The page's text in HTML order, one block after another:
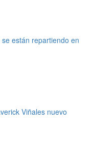
están repartiendo en
Viñales nuevo